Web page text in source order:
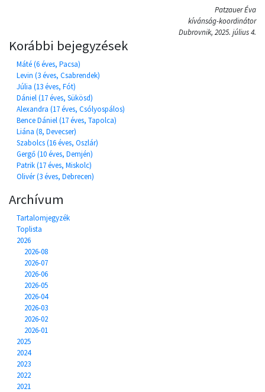
Patzauer Éva
kívánság-koordinátor
Dubrovnik, 2025. július 4.
Korábbi bejegyzések
Máté (6 éves, Pacsa)
Levin (3 éves, Csabrendek)
Júlia (13 éves, Fót)
Dániel (17 éves, Sükösd)
Alexandra (17 éves, Csólyospálos)
Bence Dániel (17 éves, Tapolca)
Liána (8, Devecser)
Szabolcs (16 éves, Oszlár)
Gergő (10 éves, Demjén)
Patrik (17 éves, Miskolc)
Olivér (3 éves, Debrecen)
Archívum
Tartalomjegyzék
Toplista
2026
2026-08
2026-07
2026-06
2026-05
2026-04
2026-03
2026-02
2026-01
2025
2024
2023
2022
2021